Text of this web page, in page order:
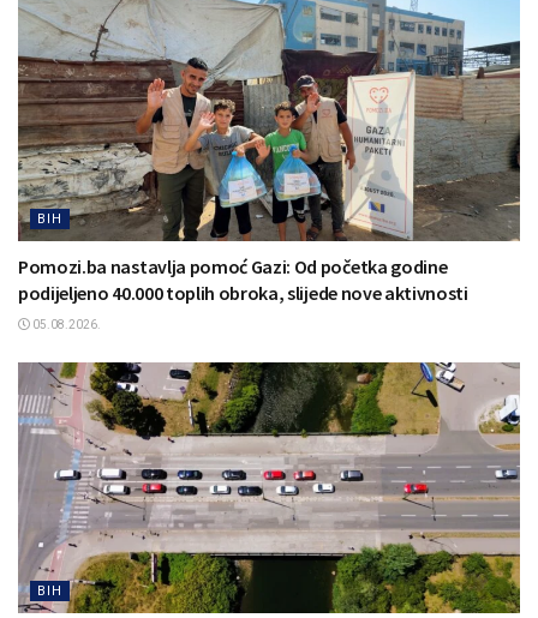
BIH
Pomozi.ba nastavlja pomoć Gazi: Od početka godine
podijeljeno 40.000 toplih obroka, slijede nove aktivnosti
05.08.2026.
BIH